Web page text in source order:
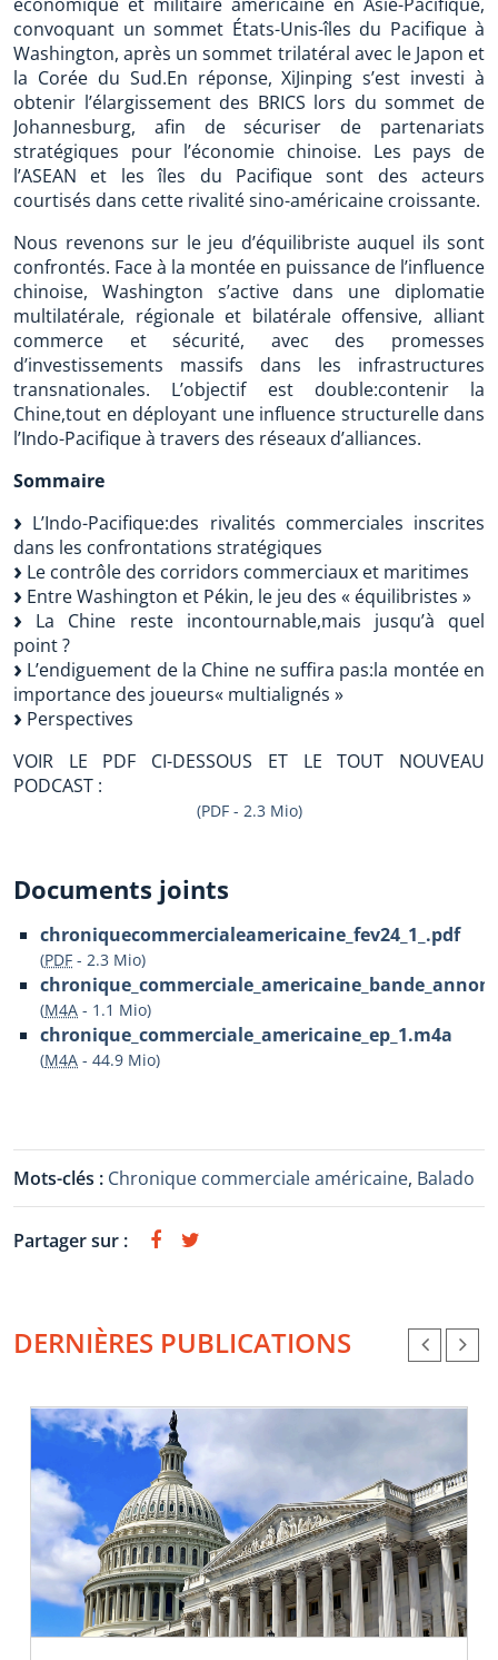
convoquant un sommet États-Unis-îles du Pacifique à
Washington, après un sommet trilatéral avec le Japon et
la Corée du Sud.En réponse, XiJinping s’est investi à
obtenir l’élargissement des BRICS lors du sommet de
Johannesburg, afin de sécuriser de partenariats
stratégiques pour l’économie chinoise. Les pays de
l’ASEAN et les îles du Pacifique sont des acteurs
courtisés dans cette rivalité sino-américaine croissante.
Nous revenons sur le jeu d’équilibriste auquel ils sont
confrontés. Face à la montée en puissance de l’influence
chinoise, Washington s’active dans une diplomatie
multilatérale, régionale et bilatérale offensive, alliant
commerce et sécurité, avec des promesses
d’investissements massifs dans les infrastructures
transnationales. L’objectif est double:contenir la
Chine,tout en déployant une influence structurelle dans
l’Indo-Pacifique à travers des réseaux d’alliances.
Sommaire
L’Indo-Pacifique:des rivalités commerciales inscrites
dans les confrontations stratégiques
Le contrôle des corridors commerciaux et maritimes
Entre Washington et Pékin, le jeu des « équilibristes »
La Chine reste incontournable,mais jusqu’à quel
point ?
L’endiguement de la Chine ne suffira pas:la montée en
importance des joueurs« multialignés »
Perspectives
VOIR LE PDF CI-DESSOUS ET LE TOUT NOUVEAU
PODCAST :
(PDF - 2.3 Mio)
Documents joints
chroniquecommercialeamericaine_fev24_1_.pdf
(PDF - 2.3 Mio)
(M4A - 1.1 Mio)
chronique_commerciale_americaine_ep_1.m4a
(M4A - 44.9 Mio)
Mots-clés : Chronique commerciale américaine, Balado
Partager sur :
DERNIÈRES PUBLICATIONS